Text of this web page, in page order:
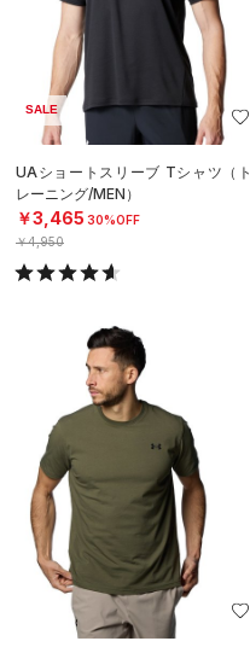
SALE
UAショートスリーブ Tシャツ（ト
レーニング/MEN）
￥3,465 30%OFF
￥4,950